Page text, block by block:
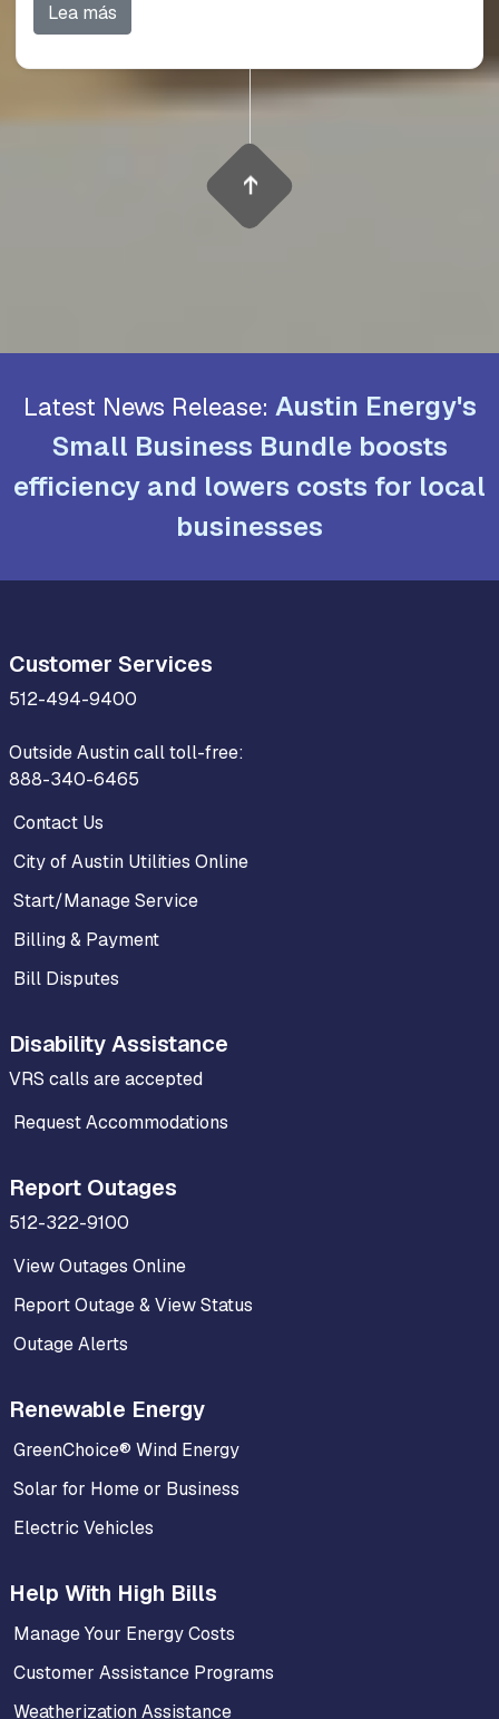
Lea más
Latest News Release: Austin Energy's
Small Business Bundle boosts
efficiency and lowers costs for local
businesses
Customer Services
512-494-9400
Outside Austin call toll-free:
888-340-6465
Contact Us
City of Austin Utilities Online
Start/Manage Service
Billing & Payment
Bill Disputes
Disability Assistance
VRS calls are accepted
Request Accommodations
Report Outages
512-322-9100
View Outages Online
Report Outage & View Status
Outage Alerts
Renewable Energy
GreenChoice® Wind Energy
Solar for Home or Business
Electric Vehicles
Help With High Bills
Manage Your Energy Costs
Customer Assistance Programs
Weatherization Assistance